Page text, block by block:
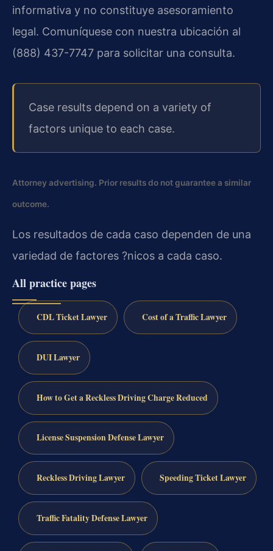
informativa y no constituye asesoramiento
legal. Comuníquese con nuestra ubicación al
(888) 437-7747 para solicitar una consulta.
Case results depend on a variety of
factors unique to each case.
Attorney advertising. Prior results do not guarantee a similar
outcome.
Los resultados de cada caso dependen de una
variedad de factores ?nicos a cada caso.
All practice pages
CDL Ticket Lawyer Cost of a Traffic Lawyer
DUI Lawyer
How to Get a Reckless Driving Charge Reduced
License Suspension Defense Lawyer
Reckless Driving Lawyer Speeding Ticket Lawyer
Traffic Fatality Defense Lawyer